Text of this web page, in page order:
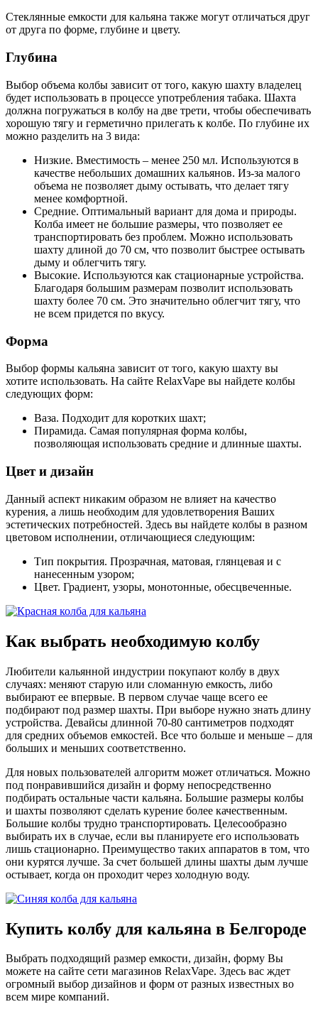
Стеклянные емкости для кальяна также могут отличаться друг
от друга по форме, глубине и цвету.
Глубина
Выбор объема колбы зависит от того, какую шахту владелец
будет использовать в процессе употребления табака. Шахта
должна погружаться в колбу на две трети, чтобы обеспечивать
хорошую тягу и герметично прилегать к колбе. По глубине их
можно разделить на 3 вида:
Низкие. Вместимость – менее 250 мл. Используются в
качестве небольших домашних кальянов. Из-за малого
объема не позволяет дыму остывать, что делает тягу
менее комфортной.
Средние. Оптимальный вариант для дома и природы.
Колба имеет не большие размеры, что позволяет ее
транспортировать без проблем. Можно использовать
шахту длиной до 70 см, что позволит быстрее остывать
дыму и облегчить тягу.
Высокие. Используются как стационарные устройства.
Благодаря большим размерам позволит использовать
шахту более 70 см. Это значительно облегчит тягу, что
не всем придется по вкусу.
Форма
Выбор формы кальяна зависит от того, какую шахту вы
хотите использовать. На сайте RelaxVape вы найдете колбы
следующих форм:
Ваза. Подходит для коротких шахт;
Пирамида. Самая популярная форма колбы,
позволяющая использовать средние и длинные шахты.
Цвет и дизайн
Данный аспект никаким образом не влияет на качество
курения, а лишь необходим для удовлетворения Ваших
эстетических потребностей. Здесь вы найдете колбы в разном
цветовом исполнении, отличающиеся следующим:
Тип покрытия. Прозрачная, матовая, глянцевая и с
нанесенным узором;
Цвет. Градиент, узоры, монотонные, обесцвеченные.
Как выбрать необходимую колбу
Любители кальянной индустрии покупают колбу в двух
случаях: меняют старую или сломанную емкость, либо
выбирают ее впервые. В первом случае чаще всего ее
подбирают под размер шахты. При выборе нужно знать длину
устройства. Девайсы длинной 70-80 сантиметров подходят
для средних объемов емкостей. Все что больше и меньше – для
больших и меньших соответственно.
Для новых пользователей алгоритм может отличаться. Можно
под понравившийся дизайн и форму непосредственно
подбирать остальные части кальяна. Большие размеры колбы
и шахты позволяют сделать курение более качественным.
Большие колбы трудно транспортировать. Целесообразно
выбирать их в случае, если вы планируете его использовать
лишь стационарно. Преимущество таких аппаратов в том, что
они курятся лучше. За счет большей длины шахты дым лучше
остывает, когда он проходит через холодную воду.
Купить колбу для кальяна в Белгороде
Выбрать подходящий размер емкости, дизайн, форму Вы
можете на сайте сети магазинов RelaxVape. Здесь вас ждет
огромный выбор дизайнов и форм от разных известных во
всем мире компаний.